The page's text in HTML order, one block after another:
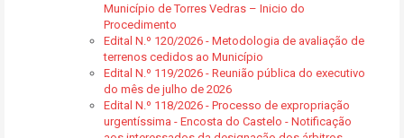
Município de Torres Vedras – Inicio do
Procedimento
Edital N.º 120/2026 - Metodologia de avaliação de
terrenos cedidos ao Município
Edital N.º 119/2026 - Reunião pública do executivo
do mês de julho de 2026
Edital N.º 118/2026 - Processo de expropriação
urgentíssima - Encosta do Castelo - Notificação